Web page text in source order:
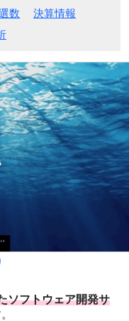
数
決算情報
ソフトウェア開発サ